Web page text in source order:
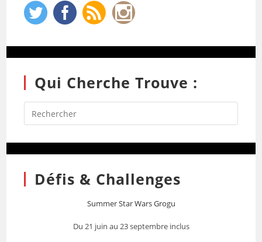
Qui Cherche Trouve :
Défis & Challenges
Summer Star Wars Grogu
Du 21 juin au 23 septembre inclus